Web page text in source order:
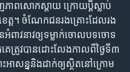
ភាព​សោកស្ដាយ ក្រោយ​ប្ដី​ស្លាប់​
ត្ត។ ចំណែក​ជនរងគ្រោះ​ដែល​រង​
អំពាវនាវ​ឲ្យ​ទម្លាក់​ចោល​បទ​ចោទ​
ត្រូវ​បាន​ដោះលែង​កាលពី​ថ្ងៃទី៣
អាសន្ន​និង​ដាក់​ឲ្យ​ស្ថិត​នៅ​ក្រោម​